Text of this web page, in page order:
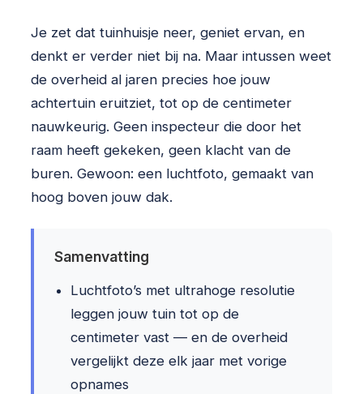
Je zet dat tuinhuisje neer, geniet ervan, en
denkt er verder niet bij na. Maar intussen weet
de overheid al jaren precies hoe jouw
achtertuin eruitziet, tot op de centimeter
nauwkeurig. Geen inspecteur die door het
raam heeft gekeken, geen klacht van de
buren. Gewoon: een luchtfoto, gemaakt van
hoog boven jouw dak.
Samenvatting
Luchtfoto’s met ultrahoge resolutie
leggen jouw tuin tot op de
centimeter vast — en de overheid
vergelijkt deze elk jaar met vorige
opnames